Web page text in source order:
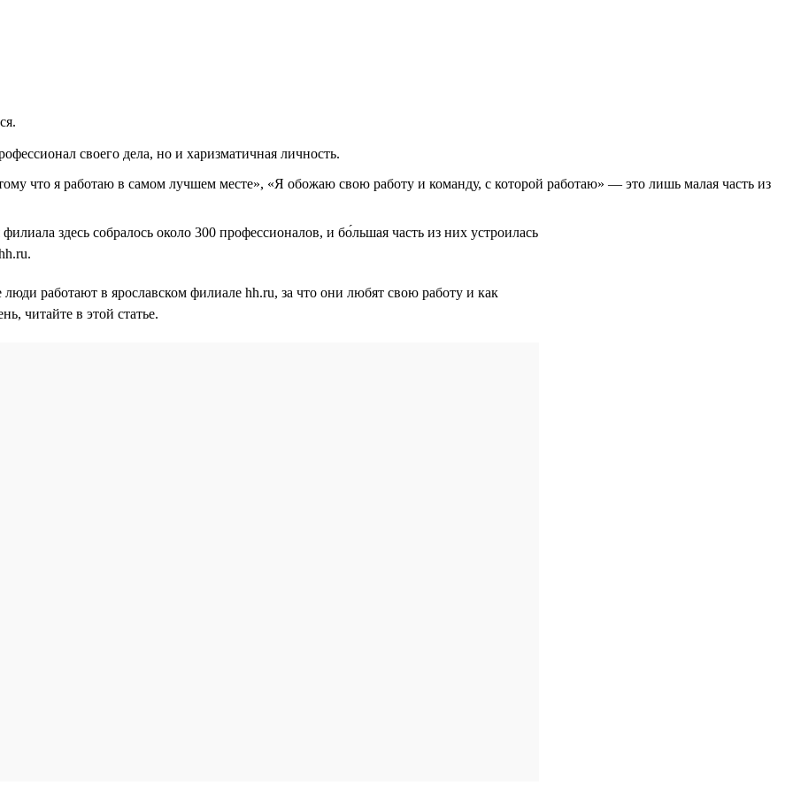
своего дела, но и харизматичная личность.
что я работаю в самом лучшем месте», «Я обожаю свою работу и команду, с которой работаю» — это лишь малая часть из
здесь собралось около 300 профессионалов, и бо́льшая часть из них устроилась
работают в ярославском филиале hh.ru, за что они любят свою работу и как
читайте в этой статье.